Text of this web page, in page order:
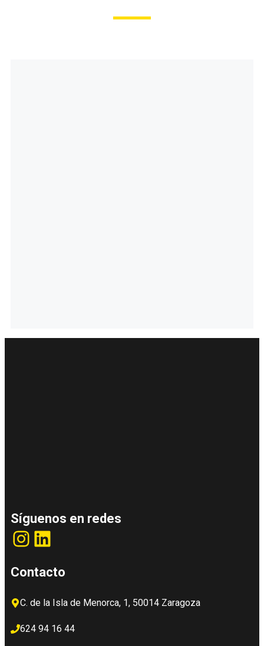
Síguenos en redes
Instagram
LinkedIn
Contacto
C. de la Isla de Menorca, 1, 50014 Zaragoza
624 94 16 44